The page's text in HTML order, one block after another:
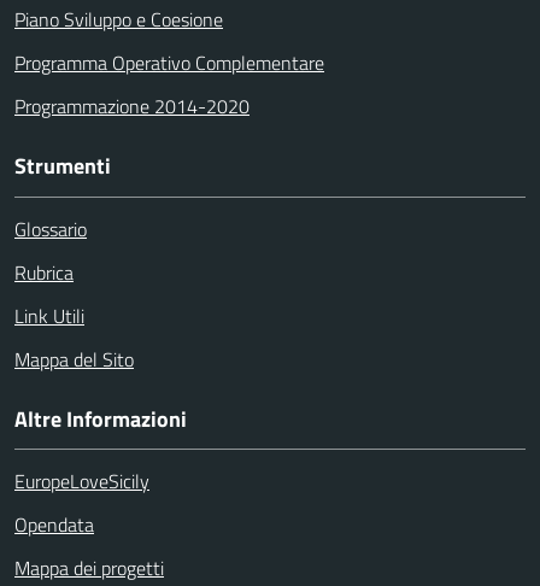
Piano Sviluppo e Coesione
Programma Operativo Complementare
Programmazione 2014-2020
Strumenti
Glossario
Rubrica
Link Utili
Mappa del Sito
Altre Informazioni
EuropeLoveSicily
Opendata
Mappa dei progetti